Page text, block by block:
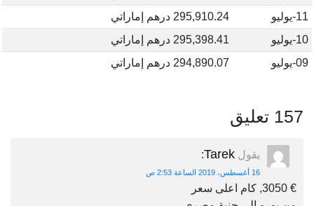
11-يوليو
295,910.24 درهم إماراتي
10-يوليو
295,398.41 درهم إماراتي
09-يوليو
294,890.07 درهم إماراتي
157 تعليق
يقول Tarek
:
16 أغسطس، 2019 الساعة 2:53 ص
€ 3050, كام اعلى سعر